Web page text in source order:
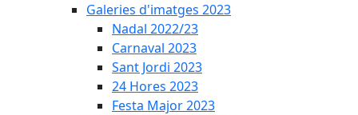
Galeries d'imatges 2023
Nadal 2022/23
Carnaval 2023
Sant Jordi 2023
24 Hores 2023
Festa Major 2023